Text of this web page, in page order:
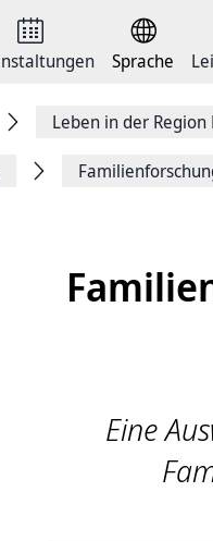
Sprache
Leben in der
Eine